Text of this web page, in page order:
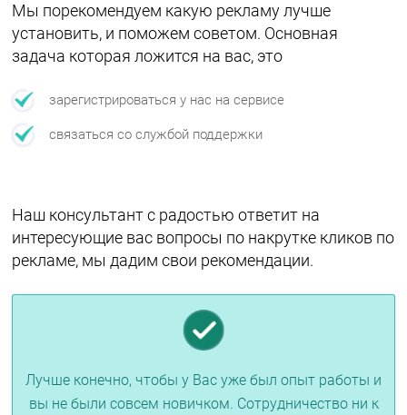
Мы порекомендуем какую рекламу лучше
установить, и поможем советом. Основная
задача которая ложится на вас, это
зарегистрироваться у нас на сервисе
связаться со службой поддержки
Наш консультант с радостью ответит на
интересующие вас вопросы по накрутке кликов по
рекламе, мы дадим свои рекомендации.
Лучше конечно, чтобы у Вас уже был опыт работы и
вы не были совсем новичком. Сотрудничество ни к